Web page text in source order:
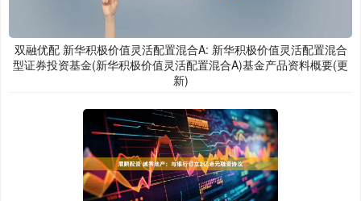
双融优配 新华积极价值灵活配置混合A: 新华积极价值灵活配置混合
型证券投资基金(新华积极价值灵活配置混合A)基金产品资料概要(更
新)